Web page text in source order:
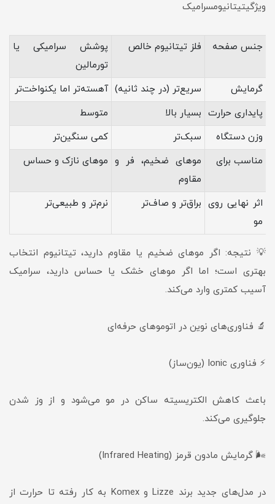
ویژگیتیتانیومسرامیک
جنس صفحه فلز تیتانیوم خالص
پوشش سرامیکی یا
تورمالین
گرمایش
سریع‌تر (در چند ثانیه) آهسته‌تر اما یکنواخت‌تر
پایداری حرارت بسیار بالا
متوسط
وزن دستگاه
سبک‌تر
کمی سنگین‌تر
مناسب برای
موهای ضخیم، فر و
مقاوم
موهای نازک و حساس
اثر نهایی روی
مو
براق‌تر و صاف‌تر نرم‌تر و طبیعی‌تر
💡 نتیجه: اگر موهای ضخیم یا مقاوم دارید، تیتانیوم انتخاب
بهتری است؛ اما اگر موهای خشک یا حساس دارید، سرامیک
آسیب کمتری وارد می‌کند.
🔬 فناوری‌های نوین در اتوموهای حرفه‌ای
⚡ فناوری Ionic (یون‌ساز)
باعث کاهش الکتریسیته ساکن در مو می‌شود و از وز شدن
جلوگیری می‌کند.
🌬 گرمایش مادون قرمز (Infrared Heating)
در مدل‌های جدید برند Lizze و Komex به کار رفته تا حرارت از